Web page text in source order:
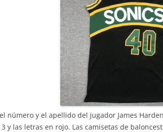
el número y el apellido del jugador James
y las letras en rojo. Las camisetas de